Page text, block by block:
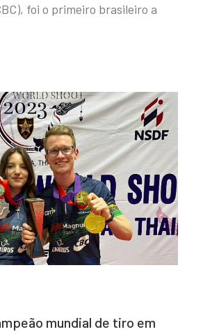
foi o primeiro brasileiro a
mundial de tiro em